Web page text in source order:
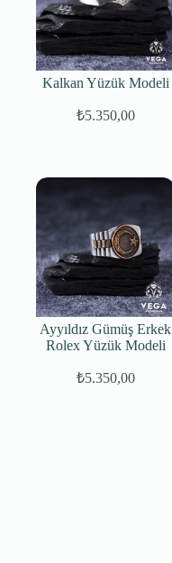
Kalkan Yüzük Modeli
₺5.350,00
Ayyıldız Gümüş Erkek
Rolex Yüzük Modeli
₺5.350,00